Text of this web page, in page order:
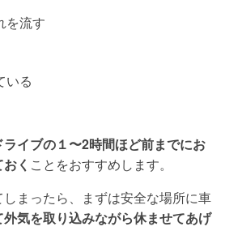
を流す
いる
イブの１〜2時間ほど前までにお
く ことをおすすめします。
まったら、まずは安全な場所に車
外気を取り込みながら休ませてあげ